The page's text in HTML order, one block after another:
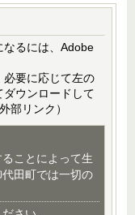
なるには、Adobe
必要に応じて左の
ウンロードして
部リンク）
ことによって生
田町では一切の